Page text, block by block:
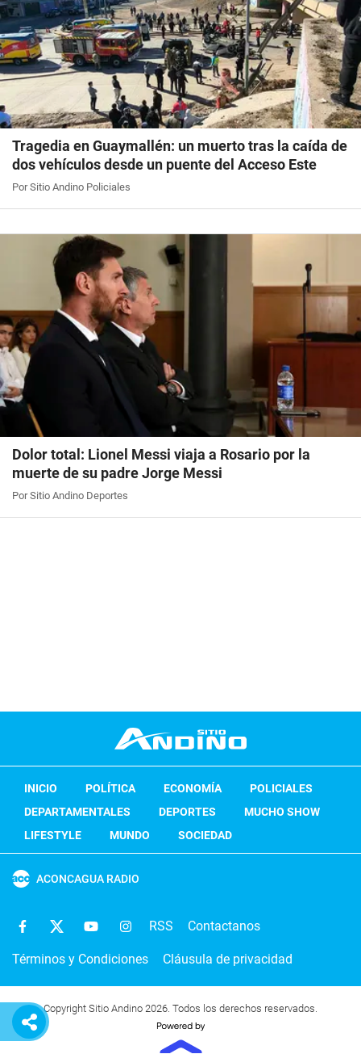
Tragedia en Guaymallén: un muerto tras la caída de
dos vehículos desde un puente del Acceso Este
Por Sitio Andino Policiales
Dolor total: Lionel Messi viaja a Rosario por la
muerte de su padre Jorge Messi
Por Sitio Andino Deportes
INICIO POLÍTICA ECONOMÍA
POLICIALES
DEPARTAMENTALES
DEPORTES
MUCHO SHOW
LIFESTYLE
MUNDO SOCIEDAD
ACONCAGUA RADIO
RSS Contactanos
Términos y Condiciones Cláusula de privacidad
Copyright Sitio Andino 2026. Todos los derechos reservados.